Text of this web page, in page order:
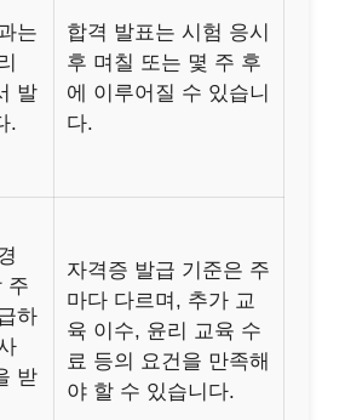
는
발
.
합격 발표는 시험 응시
후 며칠 또는 몇 주 후
에 이루어질 수 있습니
다.
주
하
받
자격증 발급 기준은 주
마다 다르며, 추가 교
육 이수, 윤리 교육 수
료 등의 요건을 만족해
야 할 수 있습니다.